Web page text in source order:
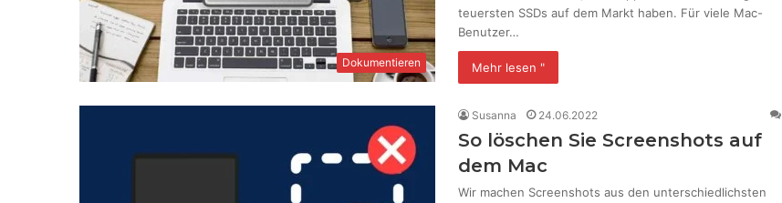
Dokumentieren
teuersten SSDs auf dem Markt haben. Für viele Mac-
Benutzer…
Mehr lesen "
Susanna 24.06.2022
So löschen Sie Screenshots auf
dem Mac
Wir machen Screenshots aus den unterschiedlichsten